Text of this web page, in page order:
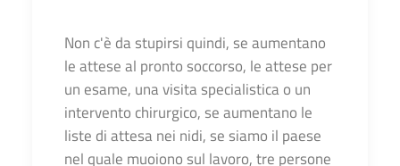
Non c'è da stupirsi quindi, se aumentano
le attese al pronto soccorso, le attese per
un esame, una visita specialistica o un
intervento chirurgico, se aumentano le
liste di attesa nei nidi, se siamo il paese
nel quale muoiono sul lavoro, tre persone